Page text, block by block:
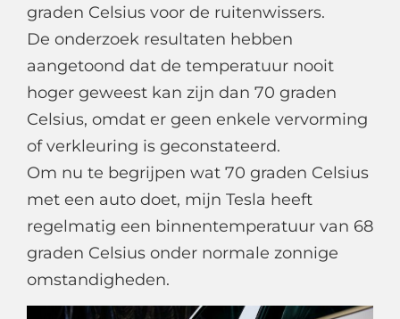
graden Celsius voor de ruitenwissers.
De onderzoek resultaten hebben
aangetoond dat de temperatuur nooit
hoger geweest kan zijn dan 70 graden
Celsius, omdat er geen enkele vervorming
of verkleuring is geconstateerd.
Om nu te begrijpen wat 70 graden Celsius
met een auto doet, mijn Tesla heeft
regelmatig een binnentemperatuur van 68
graden Celsius onder normale zonnige
omstandigheden.